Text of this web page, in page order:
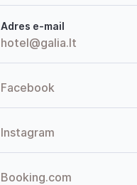
Adres e-mail
hotel@galia.lt
Facebook
Instagram
Booking.com